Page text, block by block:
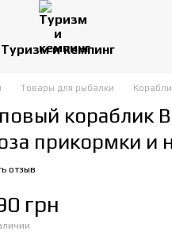
Туризм и кемпинг
Товары для рыбалки
кораблик
прикормки и
отзыв
грн